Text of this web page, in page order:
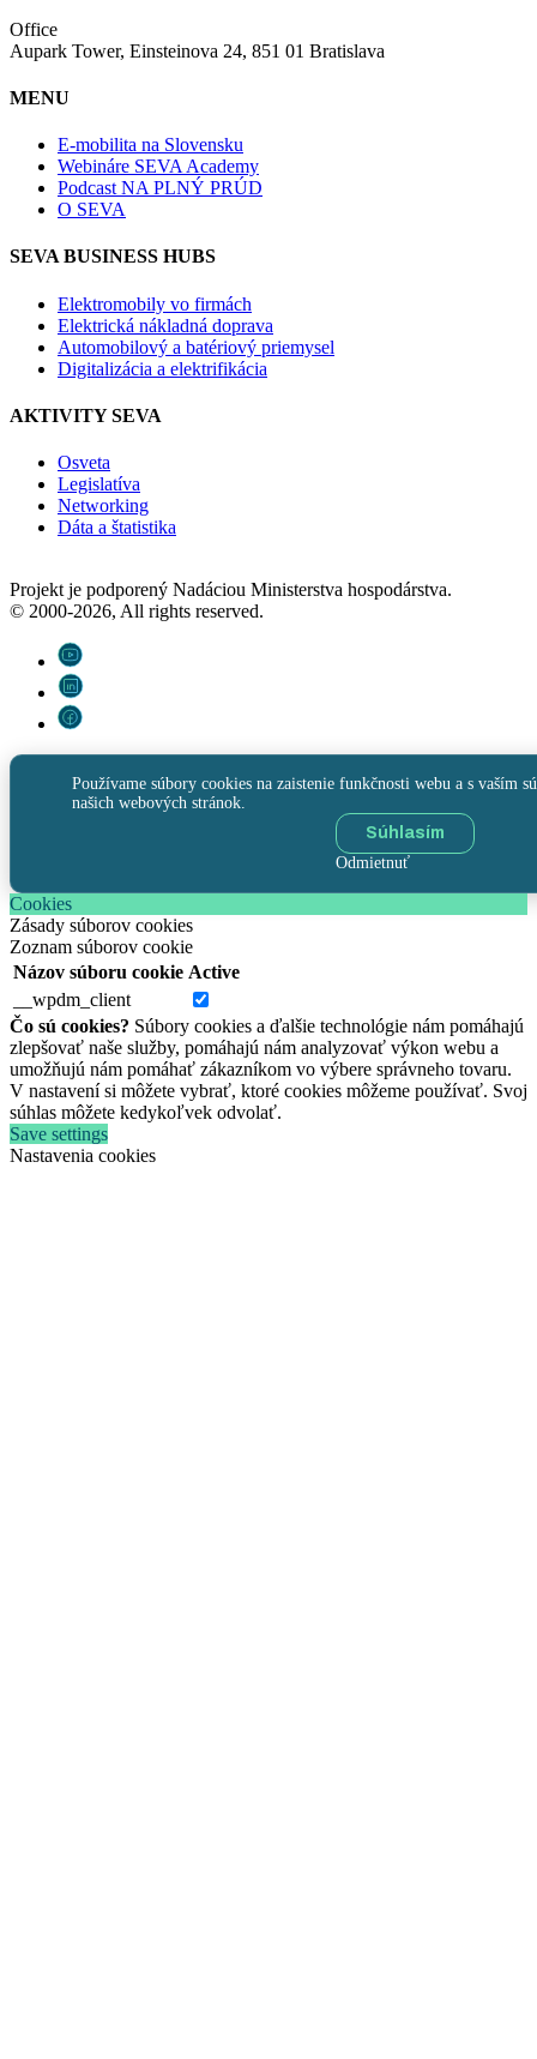
Office
Aupark Tower, Einsteinova 24, 851 01 Bratislava
MENU
E-mobilita na Slovensku
Webináre SEVA Academy
Podcast NA PLNÝ PRÚD
O SEVA
SEVA BUSINESS HUBS
Elektromobily vo firmách
Elektrická nákladná doprava
Automobilový a batériový priemysel
Digitalizácia a elektrifikácia
AKTIVITY SEVA
Osveta
Legislatíva
Networking
Dáta a štatistika
Projekt je podporený Nadáciou Ministerstva hospodárstva.
© 2000-2026, All rights reserved.
Používame súbory cookies na zaistenie funkčnosti webu a s vaším
našich webových stránok.
Súhlasím
Odmietnuť
Cookies
Zásady súborov cookies
Zoznam súborov cookie
Názov súboru cookie Active
__wpdm_client
Čo sú cookies? Súbory cookies a ďalšie technológie nám pomáhajú
zlepšovať naše služby, pomáhajú nám analyzovať výkon webu a
umožňujú nám pomáhať zákazníkom vo výbere správneho tovaru.
V nastavení si môžete vybrať, ktoré cookies môžeme používať. Svoj
súhlas môžete kedykoľvek odvolať.
Save settings
Nastavenia cookies